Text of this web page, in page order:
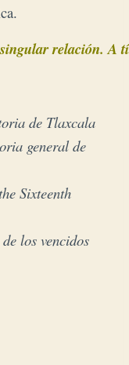
relación. A
de Tlaxcala
general de
Sixteenth
los vencidos